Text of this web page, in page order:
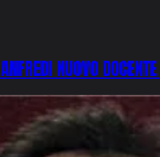
NUOVO